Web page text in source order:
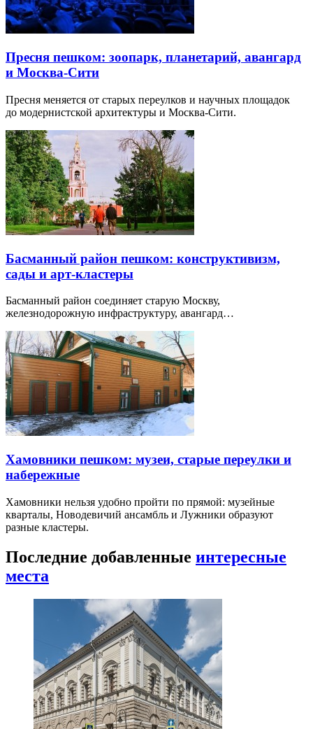
Пресня пешком: зоопарк, планетарий, авангард
и Москва-Сити
Пресня меняется от старых переулков и научных площадок
до модернистской архитектуры и Москва-Сити.
Басманный район пешком: конструктивизм,
сады и арт-кластеры
Басманный район соединяет старую Москву,
железнодорожную инфраструктуру, авангард…
Хамовники пешком: музеи, старые переулки и
набережные
Хамовники нельзя удобно пройти по прямой: музейные
кварталы, Новодевичий ансамбль и Лужники образуют
разные кластеры.
Последние добавленные интересные
места